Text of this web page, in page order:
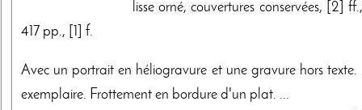
lisse orné, couvertures conservées, [2]
417 pp., [1] f.
Avec un portrait en héliogravure et une gravure hors texte.
exemplaire. Frottement en bordure d'un plat. ...